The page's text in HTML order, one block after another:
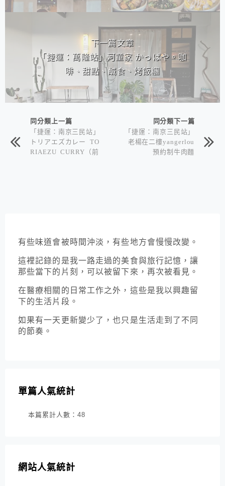
下一篇文章
「捷運：萬隆站」河童家 かっぱや。咖
啡、甜點、鹹食、烤飯糰
同分類上一篇
「捷運：南京三民站」
トリアエズカレー TO
RIAEZU CURRY（前
同分類下一篇
「捷運：南京三民站」
老楊在二樓yangerlou
預約制牛肉麵
有些味道會被時間沖淡，有些地方會慢慢改變。
這裡記錄的是我一路走過的美食與旅行記憶，讓
那些當下的片刻，可以被留下來，再次被看見。
在醫療相關的日常工作之外，這些是我以興趣留
下的生活片段。
如果有一天更新變少了，也只是生活走到了不同
的節奏。
單篇人氣統計
本篇累計人數： 48
網站人氣統計